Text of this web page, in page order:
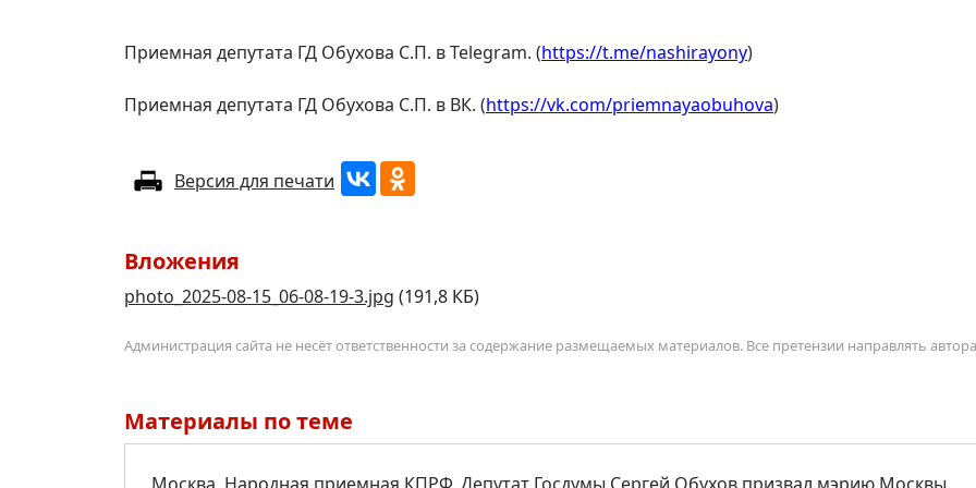
Приемная депутата ГД Обухова С.П. в Telegram. (https://t.me/nashirayony)
Приемная депутата ГД Обухова С.П. в ВК. (https://vk.com/priemnayaobuhova)
Версия для печати
Вложения
photo_2025-08-15_06-08-19-3.jpg (191,8 КБ)
Администрация сайта не несёт ответственности за содержание размещаемых материалов. Все претензии направлять
Материалы по теме